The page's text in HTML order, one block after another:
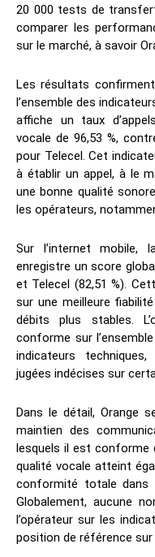
20 000 tests de
comparer les
sur le marché, à savoir
Les résultats
l’ensemble des
affiche un taux
vocale de 96,53 %,
pour Telecel. Cet
à établir un appel, à le
une bonne qualité
les opérateurs,
Sur l’internet mobile,
enregistre un score
et Telecel (82,51 %).
sur une meilleure
débits plus stables.
conforme sur
indicateurs
jugées indécises sur
Dans le détail, Orange
maintien des
lesquels il est conforme
qualité vocale atteint
conformité totale dans
Globalement, aucune
l’opérateur sur les
position de référence sur